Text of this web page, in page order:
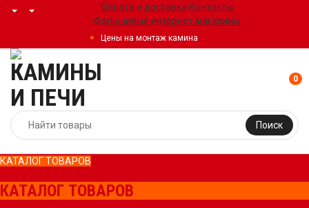
Оплата и доставка Контакты
Фальшивые интернет магазины
Цены на монтаж камина
Поиск
0
КАТАЛОГ ТОВАРОВ
КАТАЛОГ ТОВАРОВ